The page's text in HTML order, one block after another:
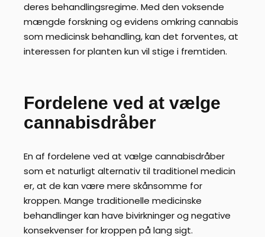
deres behandlingsregime. Med den voksende
mængde forskning og evidens omkring cannabis
som medicinsk behandling, kan det forventes, at
interessen for planten kun vil stige i fremtiden.
Fordelene ved at vælge
cannabisdråber
En af fordelene ved at vælge cannabisdråber
som et naturligt alternativ til traditionel medicin
er, at de kan være mere skånsomme for
kroppen. Mange traditionelle medicinske
behandlinger kan have bivirkninger og negative
konsekvenser for kroppen på lang sigt.